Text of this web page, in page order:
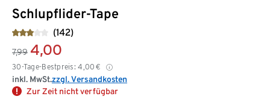
Schlupflider-Tape
(142)
7,99 4,00
30-Tage-Bestpreis: 4,00 €
inkl. MwSt.zzgl. Versandkosten
Zur Zeit nicht verfügbar